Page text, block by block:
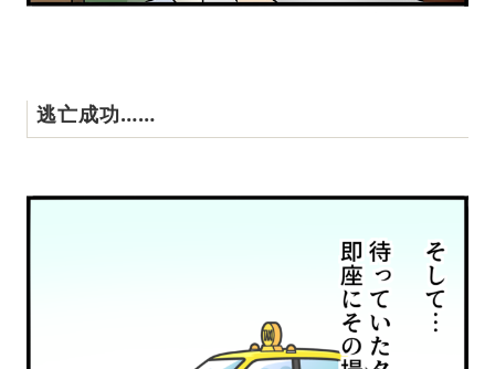
逃亡成功……